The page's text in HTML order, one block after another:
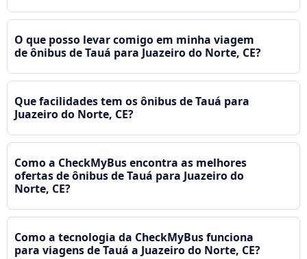
O que posso levar comigo em minha viagem
de ônibus de Tauá para Juazeiro do Norte, CE?
Que facilidades tem os ônibus de Tauá para
Juazeiro do Norte, CE?
Como a CheckMyBus encontra as melhores
ofertas de ônibus de Tauá para Juazeiro do
Norte, CE?
Como a tecnologia da CheckMyBus funciona
para viagens de Tauá a Juazeiro do Norte, CE?